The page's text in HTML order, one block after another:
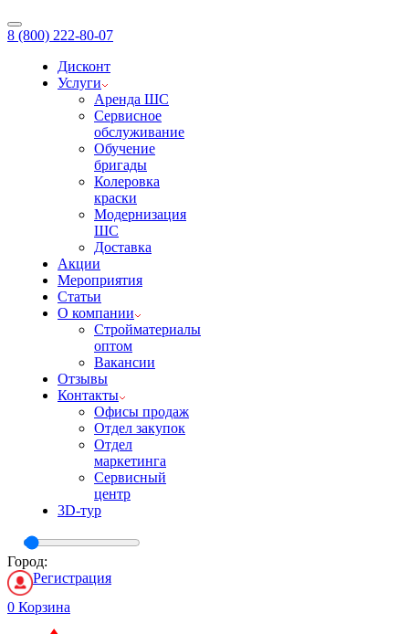
8 (800) 222-80-07
Дисконт
Услуги
Аренда ШС
Сервисное
обслуживание
Обучение
бригады
Колеровка
краски
Модернизация
ШС
Доставка
Акции
Мероприятия
Статьи
О компании
Стройматериалы
оптом
Вакансии
Отзывы
Контакты
Офисы продаж
Отдел закупок
Отдел
маркетинга
Сервисный
центр
3D-тур
Город:
Регистрация
0 Корзина